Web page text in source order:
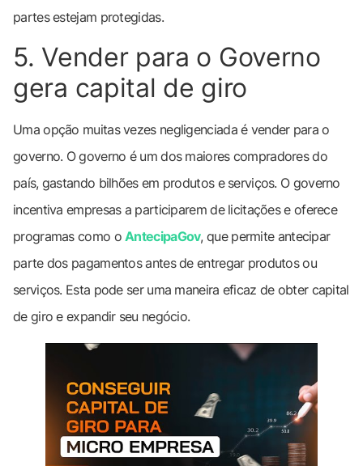
partes estejam protegidas.
5. Vender para o Governo
gera capital de giro
Uma opção muitas vezes negligenciada é vender para o
governo. O governo é um dos maiores compradores do
país, gastando bilhões em produtos e serviços. O governo
incentiva empresas a participarem de licitações e oferece
programas como oAntecipaGov, que permite antecipar
parte dos pagamentos antes de entregar produtos ou
serviços. Esta pode ser uma maneira eficaz de obter capital
de giro e expandir seu negócio.